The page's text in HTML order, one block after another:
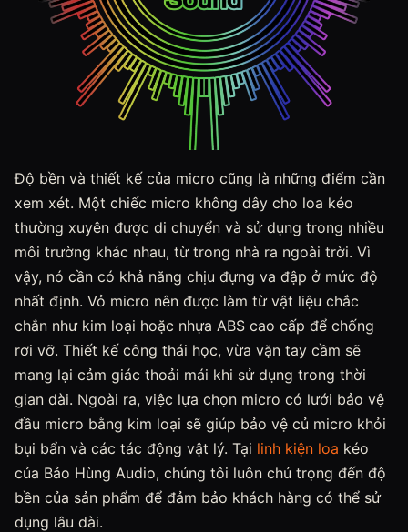
Độ bền và thiết kế của micro cũng là những điểm cần
xem xét. Một chiếc micro không dây cho loa kéo
thường xuyên được di chuyển và sử dụng trong nhiều
môi trường khác nhau, từ trong nhà ra ngoài trời. Vì
vậy, nó cần có khả năng chịu đựng va đập ở mức độ
nhất định. Vỏ micro nên được làm từ vật liệu chắc
chắn như kim loại hoặc nhựa ABS cao cấp để chống
rơi vỡ. Thiết kế công thái học, vừa vặn tay cầm sẽ
mang lại cảm giác thoải mái khi sử dụng trong thời
gian dài. Ngoài ra, việc lựa chọn micro có lưới bảo vệ
đầu micro bằng kim loại sẽ giúp bảo vệ củ micro khỏi
bụi bẩn và các tác động vật lý. Tại linh kiện loa kéo
của Bảo Hùng Audio, chúng tôi luôn chú trọng đến độ
bền của sản phẩm để đảm bảo khách hàng có thể sử
dụng lâu dài.